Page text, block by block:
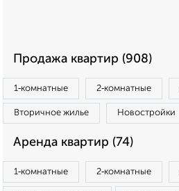
Продажа квартир (908)
1‑комнатные 2‑комнатные
Вторичное жилье Новостройки
Аренда квартир (74)
1‑комнатные 2‑комнатные